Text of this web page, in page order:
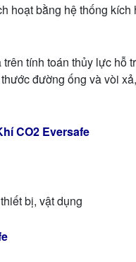
hoạt bằng hệ thống kích
tính toán thủy lực hỗ
đường ống và vòi
CO2 Eversafe
bị, vật dụng